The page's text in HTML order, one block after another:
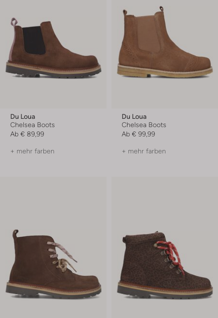
Du Loua
Chelsea Boots
Ab € 89,99
+ mehr farben
Du Loua
Chelsea Boots
Ab € 99,99
+ mehr farben